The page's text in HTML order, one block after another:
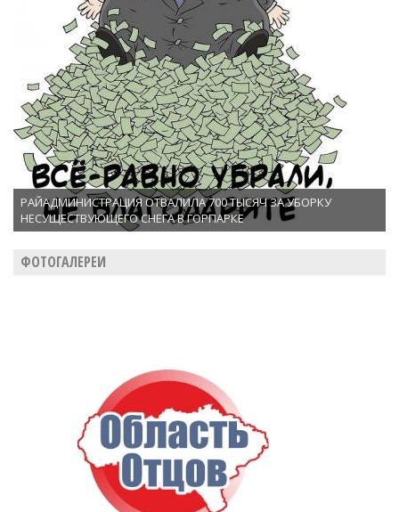
РАЙАДМИНИСТРАЦИЯ ОТВАЛИЛА 700 ТЫСЯЧ ЗА УБОРКУ
НЕСУЩЕСТВУЮЩЕГО СНЕГА В ГОРПАРКЕ
ФОТОГАЛЕРЕИ